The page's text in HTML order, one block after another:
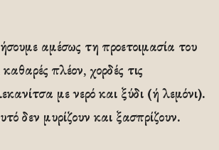
αμέσως τη προετοιμασία του
καθαρές πλέον, χορδές τις
με νερό και ξύδι (ή λεμόνι).
δεν μυρίζουν και ξασπρίζουν.